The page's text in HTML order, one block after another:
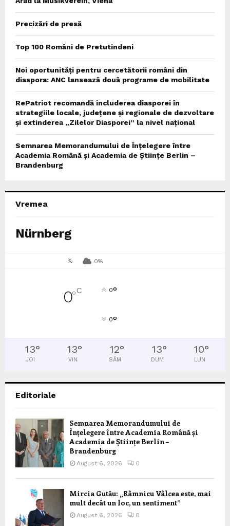
Precizări de presă
Top 100 Români de Pretutindeni
Noi oportunități pentru cercetătorii români din
diaspora: ANC lansează două programe de mobilitate
RePatriot recomandă includerea diasporei în
strategiile locale, județene și regionale de dezvoltare
și extinderea „Zilelor Diasporei” la nivel național
Semnarea Memorandumului de Înțelegere între
Academia Română și Academia de Științe Berlin –
Brandenburg
Vremea
Nürnberg
% 0%
0°C 0°
0°
13°
JOI
13°
VIN
12°
SÂM
13°
DUM
10°
LUN
Editoriale
Semnarea Memorandumului de
Înțelegere între Academia Română și
Academia de Științe Berlin –
Brandenburg
August 6, 2026 0
Mircia Gutău: „Râmnicu Vâlcea este, mai
mult decât un loc, un sentiment”
August 6, 2026 0